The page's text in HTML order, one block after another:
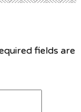
fields are